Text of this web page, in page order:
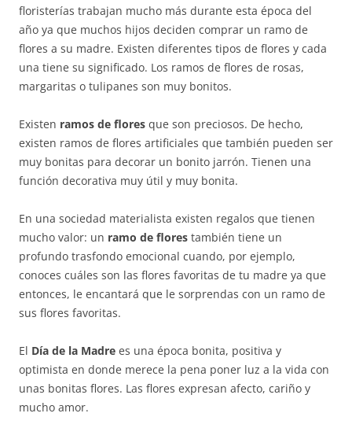
floristerías trabajan mucho más durante esta época del
año ya que muchos hijos deciden comprar un ramo de
flores a su madre. Existen diferentes tipos de flores y cada
una tiene su significado. Los ramos de flores de rosas,
margaritas o tulipanes son muy bonitos.
Existen ramos de flores que son preciosos. De hecho,
existen ramos de flores artificiales que también pueden ser
muy bonitas para decorar un bonito jarrón. Tienen una
función decorativa muy útil y muy bonita.
En una sociedad materialista existen regalos que tienen
mucho valor: un ramo de flores también tiene un
profundo trasfondo emocional cuando, por ejemplo,
conoces cuáles son las flores favoritas de tu madre ya que
entonces, le encantará que le sorprendas con un ramo de
sus flores favoritas.
El Día de la Madre es una época bonita, positiva y
optimista en donde merece la pena poner luz a la vida con
unas bonitas flores. Las flores expresan afecto, cariño y
mucho amor.